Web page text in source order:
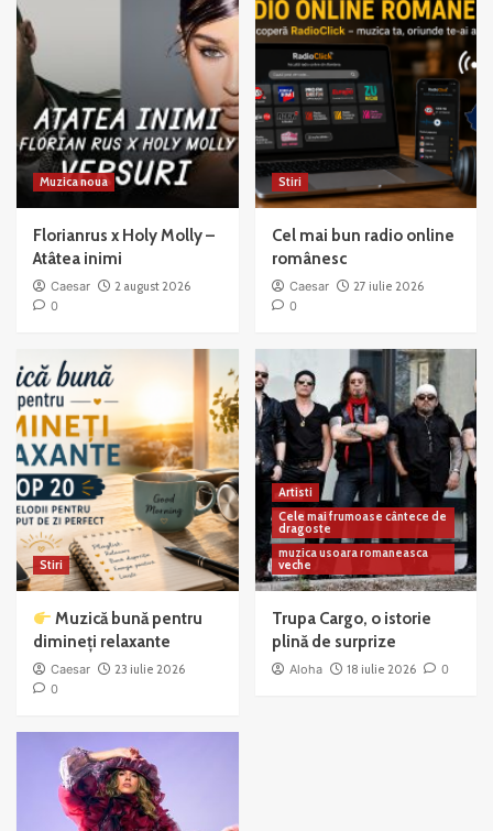
Muzica noua
Florianrus x Holy Molly –
Atâtea inimi
Caesar
2 august 2026
0
Stiri
Cel mai bun radio online
românesc
Caesar
27 iulie 2026
0
Stiri
Muzică bună pentru
dimineți relaxante
Caesar
23 iulie 2026
0
Artisti
Cele mai frumoase cântece de
dragoste
muzica usoara romaneasca
veche
Trupa Cargo, o istorie
plină de surprize
Aloha 18 iulie 2026 0